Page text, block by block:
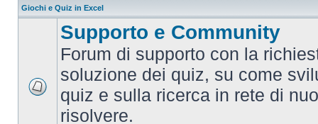
Giochi e Quiz in Excel
Supporto e Community
Forum di supporto con la
soluzione dei quiz, su come
quiz e sulla ricerca in rete di
risolvere.